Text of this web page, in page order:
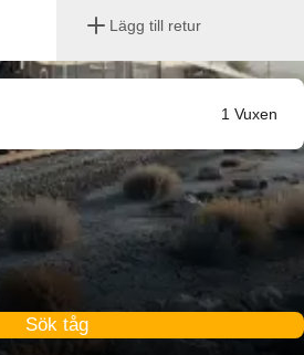
Lägg till retur
1 Vuxen
Sök tåg